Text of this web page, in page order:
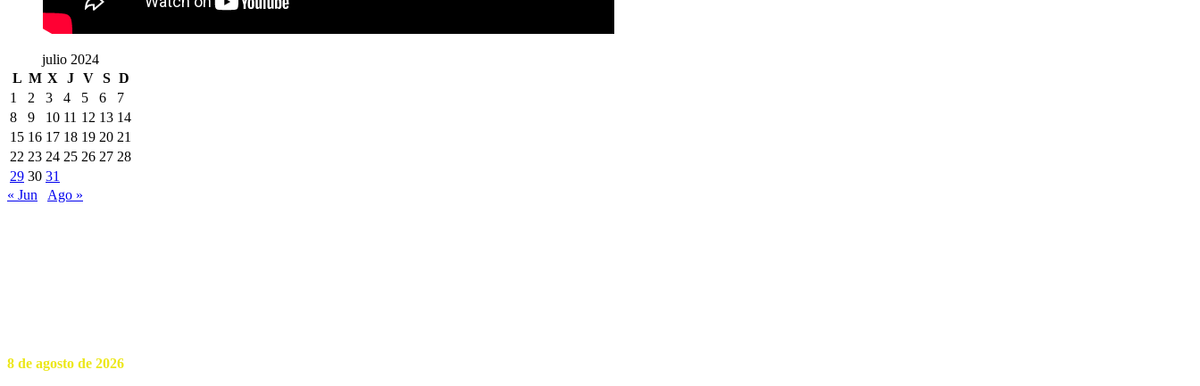
julio 2024
L M X J V S D
1
2 3 4 5 6
7
8
9 10 11 12 13 14
15 16 17 18 19 20 21
22 23 24 25 26 27 28
29 30 31
« Jun
Ago »
8 de agosto de 2026